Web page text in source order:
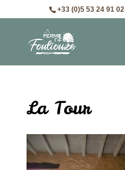
+33 (0)5 53 24 91 02
La Tour